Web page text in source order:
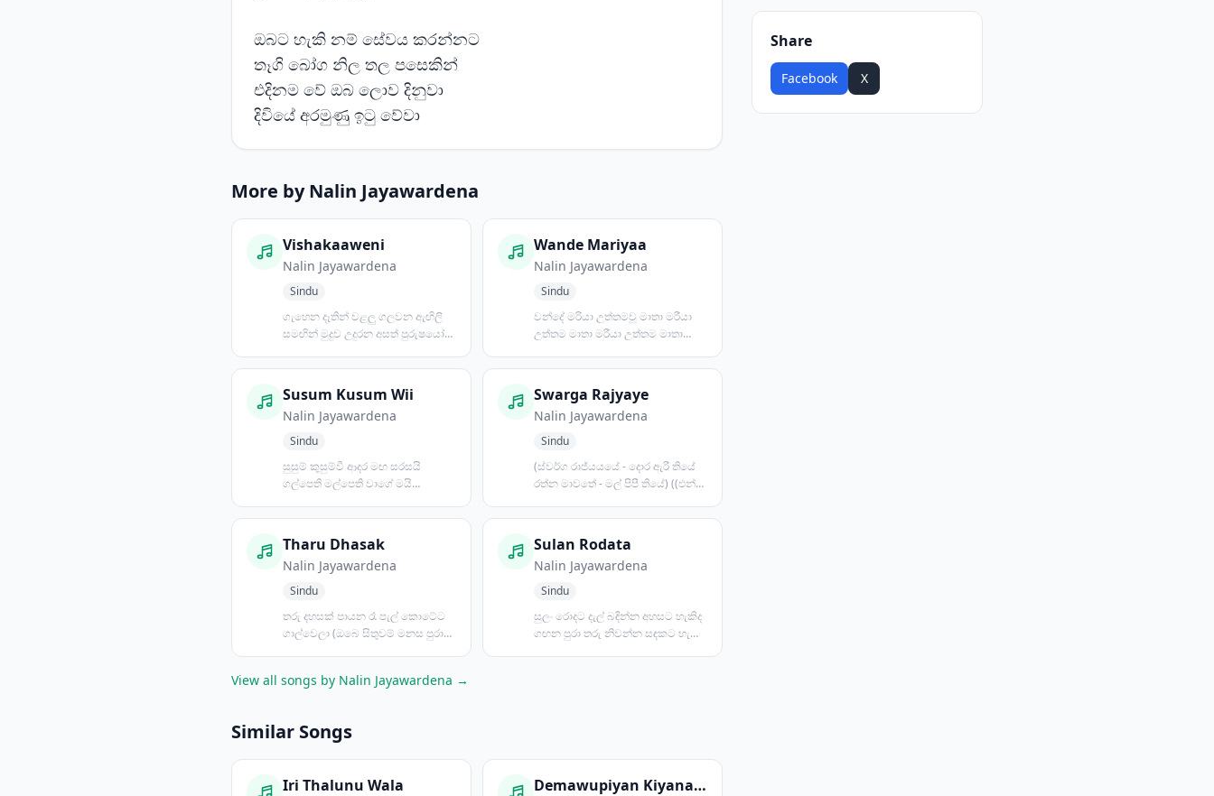
ඔබට හැකි නම් සේවය කරන්නට
තෑගි බෝග නිල තල පසෙකින්
එදිනම වේ ඔබ ලොව දිනුවා
දිවියේ අරමුණු ඉටු වේවා
More by Nalin Jayawardena
Vishakaaweni
Nalin Jayawardena
Sindu
ගැහෙන දෑතින් වළලු ගලවන ඇඟිලි
සමඟින් මුදුව උදුරන අසත් පුරුෂයෝ
Wande Mariyaa
Nalin Jayawardena
Sindu
වන්දේ මරියා උත්තමවූ මාතා මරීයා
උත්තම මාතා මරීයා උත්තම මාතා
Susum Kusum Wii
Nalin Jayawardena
Sindu
සුසුම් කුසුම්වී ආදර මඟ සරසයි
ගල්පෙති මල්පෙති වාගේ මයි
Swarga Rajyaye
Nalin Jayawardena
Sindu
(ස්වර්ග රාජ්යයයේ - දොර ඇරී තියේ
රත්න මාවතේ - මල් පිපී තියේ) ((එන්න
Tharu Dhasak
Nalin Jayawardena
Sindu
තරු දහසක් පායන රෑ පැල් කොටේට
ගාල්වෙලා (ඔබෙ සිතුවම් මනස පුරා
Sulan Rodata
Nalin Jayawardena
Sindu
සුලං රොදට දැල් බඳින්න අහසට හැකිද
ගඟන පුරා තරු නිවන්න සඳකට හැකිද
View all songs by Nalin Jayawardena →
Similar Songs
Iri Thalunu Wala Demawupiyan Kiyana Nisa
Share
Facebook X